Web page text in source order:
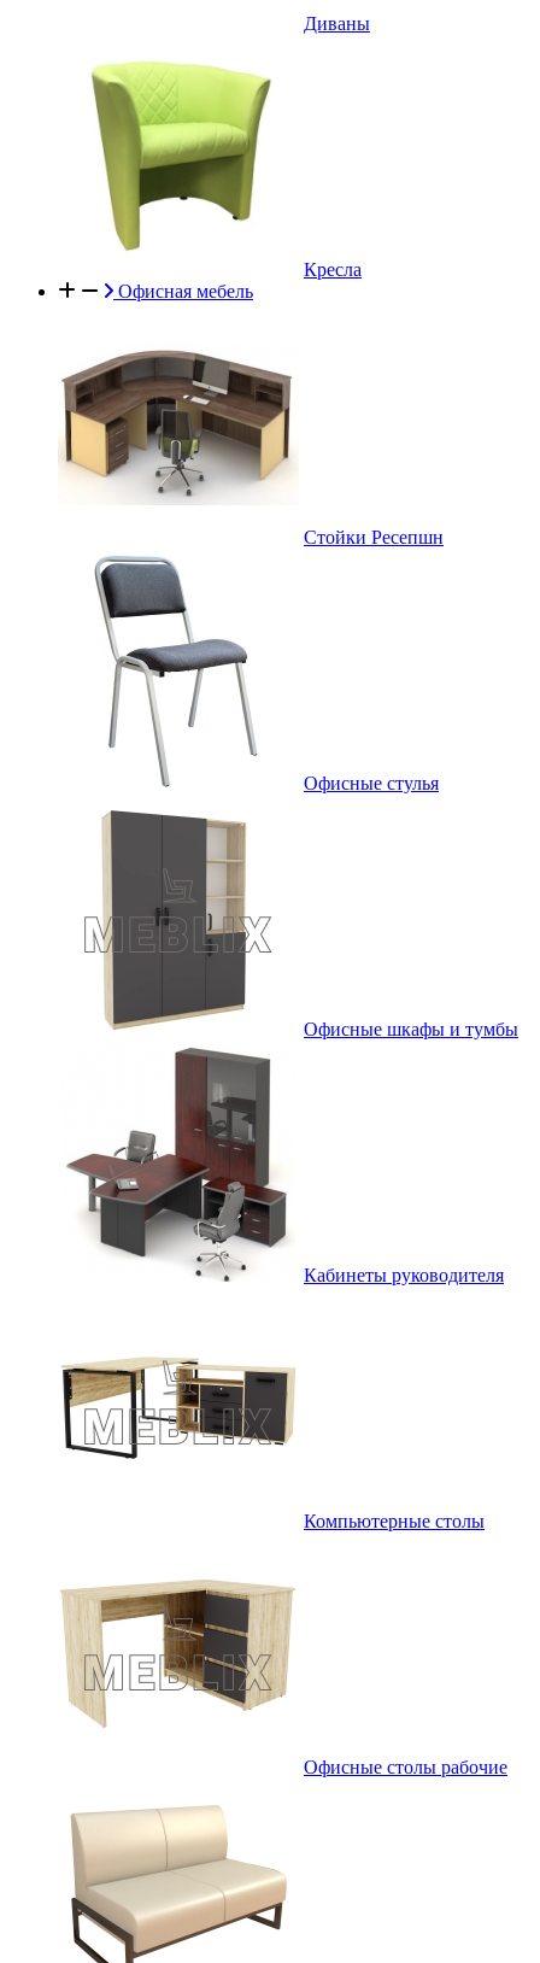
Диваны
Кресла
Офисная мебель
Стойки Ресепшн
Офисные стулья
Офисные шкафы и тумбы
Кабинеты руководителя
Компьютерные столы
Офисные столы рабочие